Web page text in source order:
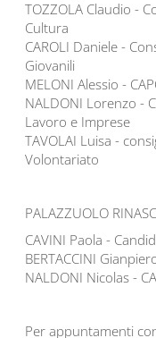
TOZZOLA Claudio -
Cultura
CAROLI Daniele -
Giovanili
MELONI Alessio -
NALDONI Lorenzo -
Lavoro e Imprese
TAVOLAI Luisa -
Volontariato
PALAZZUOLO
CAVINI Paola -
BERTACCINI
NALDONI Nicolas -
Per appuntamenti